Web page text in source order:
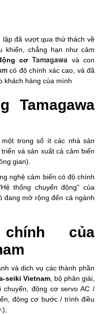
lập đã vượt qua thử thách về
khiển, chẳng hạn như cảm
cơTamagawa
và con
có độ chính xác cao, và đã
khách hàng của mình
Tamagawa
một trong số ít các nhà sản
và sản xuất cả cảm biến
gian).
nghệ cảm biến có độ chính
thống chuyển động" của
đang mở rộng đến cả ngành
của
và dịch vụ các thành phần
seiki Vietnam , bộ phân giải,
động cơ servo AC /
động cơ bước / trình điều